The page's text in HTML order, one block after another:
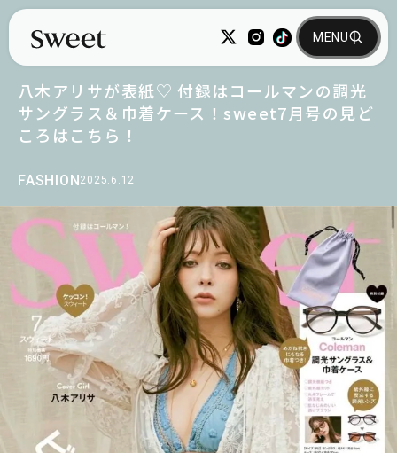
FASHION2025.6.12
八木アリサが表紙♡ 付録はコールマンの調光
サングラス＆巾着ケース！sweet7月号の見ど
ころはこちら！